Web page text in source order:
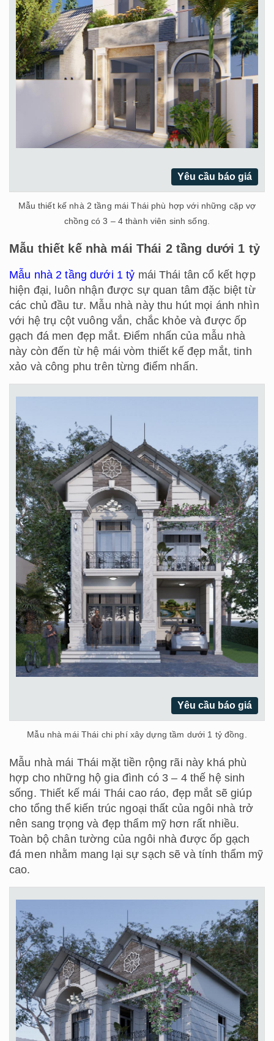
Yêu cầu báo giá
Mẫu thiết kế nhà 2 tầng mái Thái phù hợp với những cặp vợ
chồng có 3 – 4 thành viên sinh sống.
Mẫu thiết kế nhà mái Thái 2 tầng dưới 1 tỷ
Mẫu nhà 2 tầng dưới 1 tỷ mái Thái tân cổ kết hợp
hiện đại, luôn nhận được sự quan tâm đặc biệt từ
các chủ đầu tư. Mẫu nhà này thu hút mọi ánh nhìn
với hệ trụ cột vuông vắn, chắc khỏe và được ốp
gạch đá men đẹp mắt. Điểm nhấn của mẫu nhà
này còn đến từ hệ mái vòm thiết kế đẹp mắt, tinh
xảo và công phu trên từng điểm nhấn.
Yêu cầu báo giá
Mẫu nhà mái Thái chi phí xây dựng tầm dưới 1 tỷ đồng.
Mẫu nhà mái Thái mặt tiền rộng rãi này khá phù
hợp cho những hộ gia đình có 3 – 4 thế hệ sinh
sống. Thiết kế mái Thái cao ráo, đẹp mắt sẽ giúp
cho tổng thể kiến trúc ngoại thất của ngôi nhà trở
nên sang trọng và đẹp thẩm mỹ hơn rất nhiều.
Toàn bộ chân tường của ngôi nhà được ốp gạch
đá men nhằm mang lại sự sạch sẽ và tính thẩm mỹ
cao.